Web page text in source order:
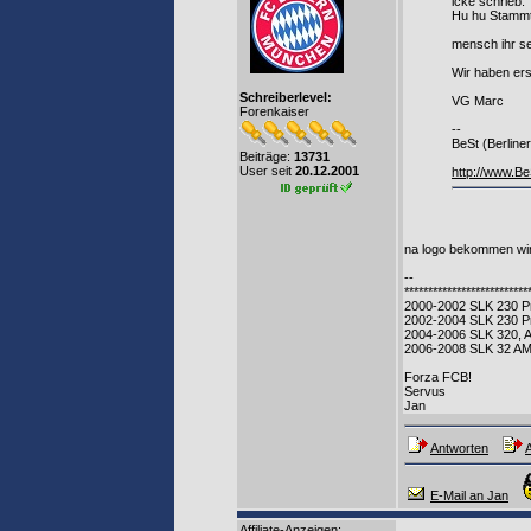
Schreiberlevel:
Forenkaiser
Beiträge: 13731
User seit 20.12.2001
Hu hu
mensch ihr
Wir haben
VG Marc
--
BeSt
http://
na logo bekommen
--
2000-2002 SLK 230
2002-2004 SLK 230
2004-2006 SLK 320,
2006-2008 SLK 32
Forza FCB!
Servus
Jan
Antworten
E-Mail an Jan